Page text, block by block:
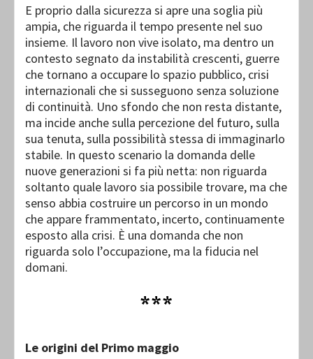
E proprio dalla sicurezza si apre una soglia più
ampia, che riguarda il tempo presente nel suo
insieme. Il lavoro non vive isolato, ma dentro un
contesto segnato da instabilità crescenti, guerre
che tornano a occupare lo spazio pubblico, crisi
internazionali che si susseguono senza soluzione
di continuità. Uno sfondo che non resta distante,
ma incide anche sulla percezione del futuro, sulla
sua tenuta, sulla possibilità stessa di immaginarlo
stabile. In questo scenario la domanda delle
nuove generazioni si fa più netta: non riguarda
soltanto quale lavoro sia possibile trovare, ma che
senso abbia costruire un percorso in un mondo
che appare frammentato, incerto, continuamente
esposto alla crisi. È una domanda che non
riguarda solo l’occupazione, ma la fiducia nel
domani.
***
Le origini del Primo maggio